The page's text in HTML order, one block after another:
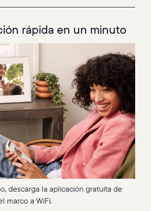
rápida en un minuto
descarga la aplicación gratuita de
marco a WiFi.